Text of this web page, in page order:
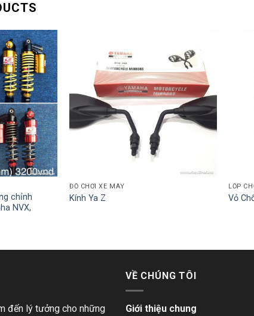
chỉnh
NVX,
ĐỒ CHƠI XE MÁY
Kính Ya Z
LỐP
Vỏ
đến lý tưởng cho những
VỀ CHÚNG TÔI
Giới thiệu chung